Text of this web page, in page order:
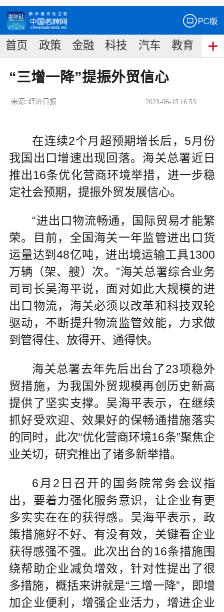
首页 政策 金融 科技 汽车 教育 食
“三增一降”提振外贸信心
2023-06-15 16:53
来源: 经济日报
在连续2个月超预期增长后，5月份
我国出口增速出现回落。海关总署近日
推出16条优化营商环境举措，进一步稳
定社会预期，提振外贸发展信心。
“进出口物流畅通，国际贸易才能繁
荣。目前，全国海关一年监管进出口货
运量达到48亿吨，进出境运输工具1300
万辆（架、艘）次。”海关总署综合业务
司司长吴海平说，面对如此大规模的进
出口物流，海关必须以改革和科技双轮
驱动，不断提升物流监管效能，力求做
到管得住、放得开、通得快。
海关总署去年先后出台了23项稳外
贸措施，为我国外贸规模再创历史新高
提供了坚实支撑。吴海平表示，在继续
抓好受欢迎、效果好的保畅通措施落实
的同时，此次“优化营商环境16条”聚焦企
业关切，研究推出了诸多新举措。
6月2日召开的国务院常务会议指
出，要着力强化服务意识，让企业有更
多实实在在的获得感。吴海平表示，政
策措施好不好、有没有效，关键看企业
获得感强不强。此次出台的16条措施围
绕帮助企业减负增效，针对性提出了很
多措施，概括来讲就是“三增一降”，即增
加企业便利，增强企业活力，增进企业